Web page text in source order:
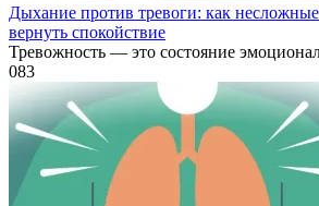
Дыхание против тревоги: как
вернуть спокойствие
Тревожность — это состояние
083